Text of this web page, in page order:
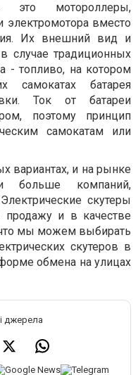
это мотороллеры,
электромотора вместо
Их внешний вид и
случае традиционных
- топливо, на котором
самокатах батарея
Ток от батареи
поэтому принцип
самокатам или
вариантах, и на рынке
больше компаний,
скутеры
и в качестве
что мы можем выбирать
скутеров в
обмена на улицах
джерела